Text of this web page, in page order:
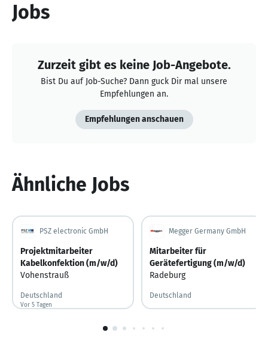
Jobs
Zurzeit gibt es keine Job-Angebote.
Bist Du auf Job-Suche? Dann guck Dir mal unsere
Empfehlungen an.
Empfehlungen anschauen
Ähnliche Jobs
PSZ electronic GmbH
Projektmitarbeiter
Kabelkonfektion (m/w/d)
Vohenstrauß
Deutschland
Vor 5 Tagen
Vor 5 Tagen veröffentlicht
Megger Germany GmbH
Mitarbeiter für
Gerätefertigung (m/w/d)
Radeburg
Deutschland